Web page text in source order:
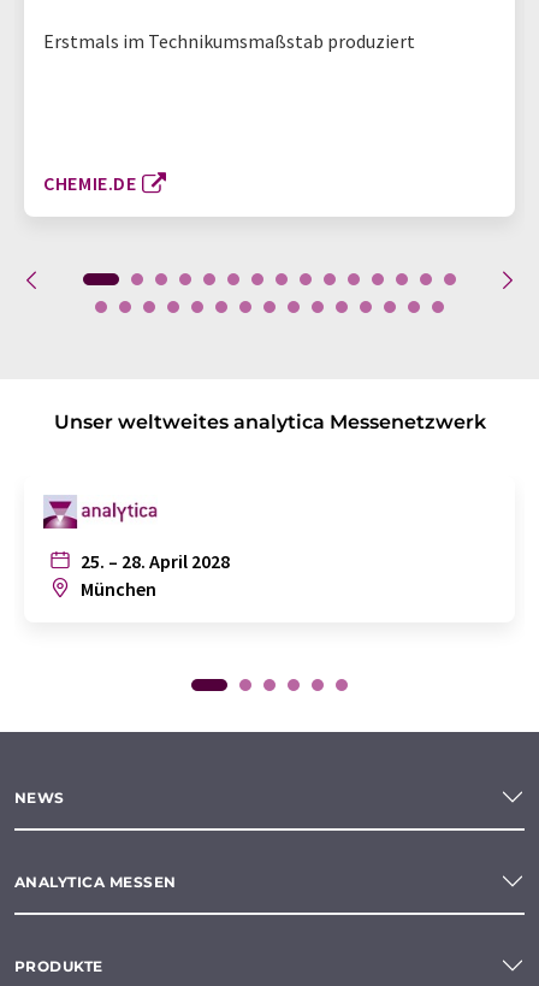
Erstmals im Technikumsmaßstab produziert
CHEMIE.DE
Unser weltweites analytica Messenetzwerk
25. – 28. April 2028
München
NEWS
ANALYTICA MESSEN
PRODUKTE